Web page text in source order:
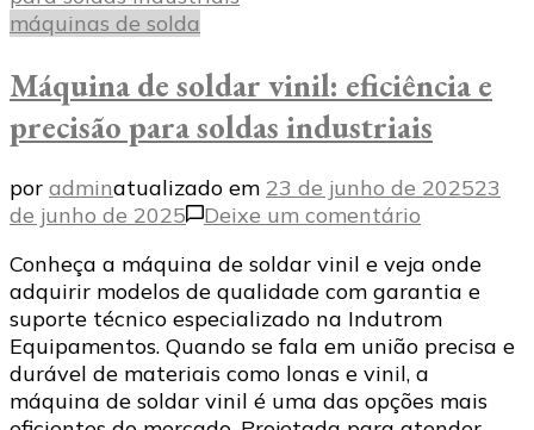
máquinas de solda
Máquina de soldar vinil: eficiência e
precisão para soldas industriais
por adminatualizado em 23 de junho de 202523
de junho de 2025
Deixe um comentário
de
soldar
vinil:
eficiência
e
precisão
Conheça a máquina de soldar vinil e veja onde
adquirir modelos de qualidade com garantia e
suporte técnico especializado na Indutrom
Equipamentos. Quando se fala em união precisa e
durável de materiais como lonas e vinil, a
máquina de soldar vinil é uma das opções mais